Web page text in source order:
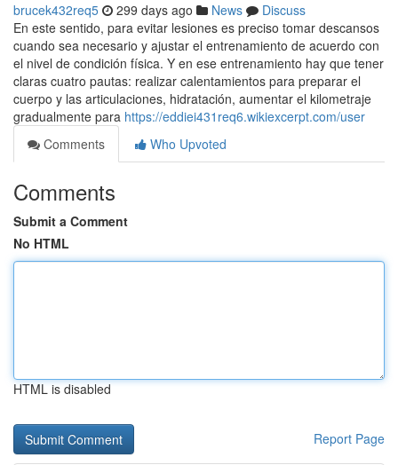
brucek432req5 299 days ago News
Discuss
En este sentido, para evitar lesiones es preciso tomar descansos
cuando sea necesario y ajustar el entrenamiento de acuerdo con
el nivel de condición física. Y en ese entrenamiento hay que tener
claras cuatro pautas: realizar calentamientos para preparar el
cuerpo y las articulaciones, hidratación, aumentar el kilometraje
gradualmente para https://eddiei431req6.wikiexcerpt.com/user
Comments
Who Upvoted
Comments
Submit a Comment
No HTML
HTML is disabled
Report Page